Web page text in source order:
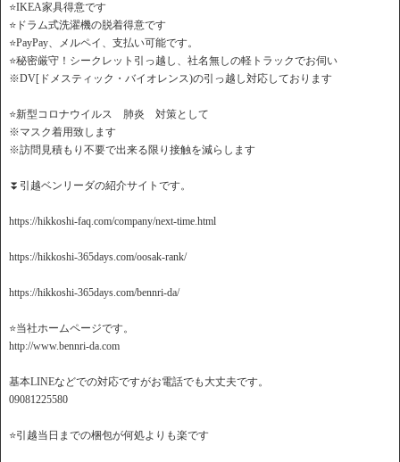
⭐️IKEA家具得意です
⭐️ドラム式洗濯機の脱着得意です
⭐️PayPay、メルペイ、支払い可能です。
⭐️秘密厳守！シークレット引っ越し、社名無しの軽トラックでお伺い
※DV[ドメスティック・バイオレンス)の引っ越し対応しております
⭐️新型コロナウイルス 肺炎 対策として
※マスク着用致します
※訪問見積もり不要で出来る限り接触を減らします
⏬引越ベンリーダの紹介サイトです。
https://hikkoshi-faq.com/company/next-time.html
https://hikkoshi-365days.com/oosak-rank/
https://hikkoshi-365days.com/bennri-da/
⭐️当社ホームページです。
http://www.bennri-da.com
基本LINEなどでの対応ですがお電話でも大丈夫です。
09081225580
⭐️引越当日までの梱包が何処よりも楽です